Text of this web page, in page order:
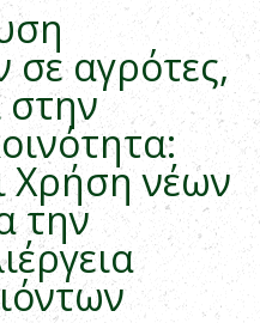
αγρότες,
στην
Χρήση νέων
την